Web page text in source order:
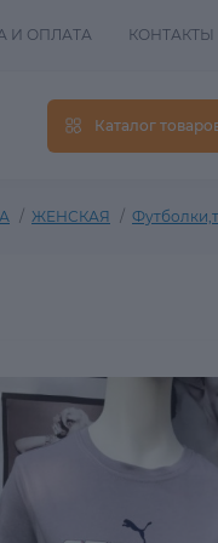
И ОПЛАТА КОНТАКТЫ
Каталог
ЖЕНСКАЯ